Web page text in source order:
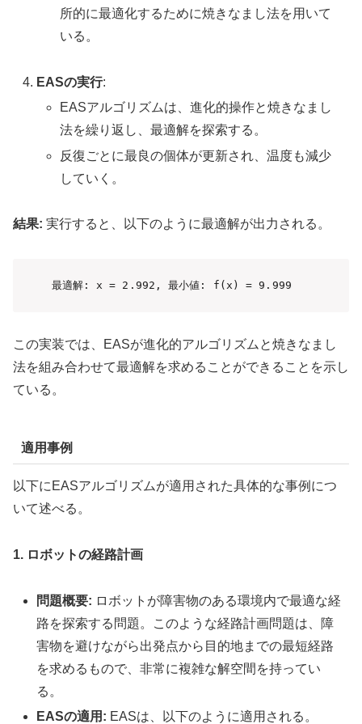
所的に最適化するために焼きなまし法を用いて
いる。
EASの実行:
EASアルゴリズムは、進化的操作と焼きなまし
法を繰り返し、最適解を探索する。
反復ごとに最良の個体が更新され、温度も減少
していく。
結果: 実行すると、以下のように最適解が出力される。
最適解: x = 2.992, 最小値: f(x) = 9.999
この実装では、EASが進化的アルゴリズムと焼きなまし
法を組み合わせて最適解を求めることができることを示し
ている。
適用事例
以下にEASアルゴリズムが適用された具体的な事例につ
いて述べる。
1. ロボットの経路計画
問題概要: ロボットが障害物のある環境内で最適な経
路を探索する問題。このような経路計画問題は、障
害物を避けながら出発点から目的地までの最短経路
を求めるもので、非常に複雑な解空間を持ってい
る。
EASの適用: EASは、以下のように適用される。